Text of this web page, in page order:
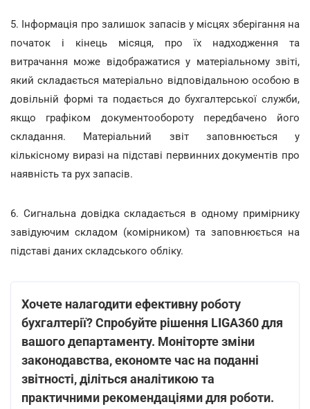
5. Інформація про залишок запасів у місцях зберігання на
початок і кінець місяця, про їх надходження та
витрачання може відображатися у матеріальному звіті,
який складається матеріально відповідальною особою в
довільній формі та подається до бухгалтерської служби,
якщо графіком документообороту передбачено його
складання. Матеріальний звіт заповнюється у
кількісному виразі на підставі первинних документів про
наявність та рух запасів.
6. Сигнальна довідка складається в одному примірнику
завідуючим складом (комірником) та заповнюється на
підставі даних складського обліку.
Хочете налагодити ефективну роботу
бухгалтерії? Спробуйте рішення LIGA360 для
вашого департаменту. Моніторте зміни
законодавства, економте час на поданні
звітності, діліться аналітикою та
практичними рекомендаціями для роботи.